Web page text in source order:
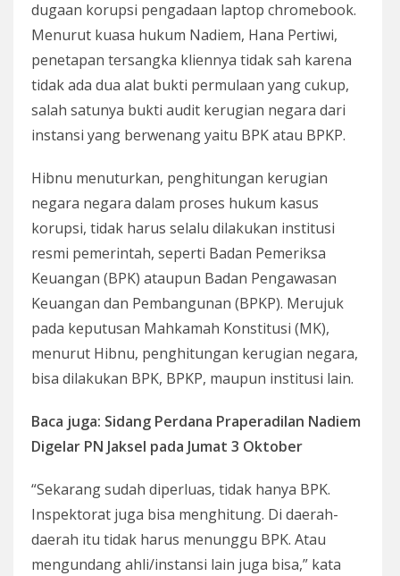
dugaan korupsi pengadaan laptop chromebook.
Menurut kuasa hukum Nadiem, Hana Pertiwi,
penetapan tersangka kliennya tidak sah karena
tidak ada dua alat bukti permulaan yang cukup,
salah satunya bukti audit kerugian negara dari
instansi yang berwenang yaitu BPK atau BPKP.
Hibnu menuturkan, penghitungan kerugian
negara negara dalam proses hukum kasus
korupsi, tidak harus selalu dilakukan institusi
resmi pemerintah, seperti Badan Pemeriksa
Keuangan (BPK) ataupun Badan Pengawasan
Keuangan dan Pembangunan (BPKP). Merujuk
pada keputusan Mahkamah Konstitusi (MK),
menurut Hibnu, penghitungan kerugian negara,
bisa dilakukan BPK, BPKP, maupun institusi lain.
Baca juga: Sidang Perdana Praperadilan Nadiem
Digelar PN Jaksel pada Jumat 3 Oktober
“Sekarang sudah diperluas, tidak hanya BPK.
Inspektorat juga bisa menghitung. Di daerah-
daerah itu tidak harus menunggu BPK. Atau
mengundang ahli/instansi lain juga bisa,” kata